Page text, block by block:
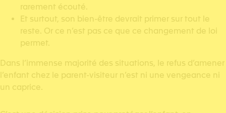
rarement écouté.
Et surtout, son bien-être devrait primer sur tout le
reste. Or ce n’est pas ce que ce changement de loi
permet.
Dans l’immense majorité des situations, le refus d’amener
l’enfant chez le parent-visiteur n’est ni une vengeance ni
un caprice.